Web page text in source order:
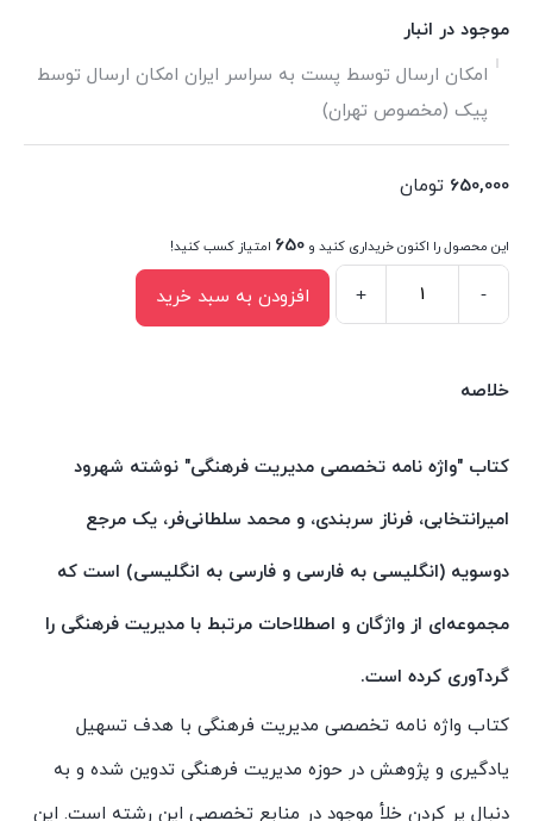
موجود در انبار
امکان ارسال توسط پست به سراسر ایران امکان ارسال توسط
پیک (مخصوص تهران)
650,000 تومان
این محصول را اکنون خریداری کنید و 650 امتیاز کسب کنید!
نامه
مدیریت
اثر
انتخابی
انتشارات
شرق
عدد
-
+ افزودن به سبد خرید
خلاصه
کتاب "واژه نامه تخصصی مدیریت فرهنگی" نوشته شهرود
امیرانتخابی، فرناز سربندی، و محمد سلطانی‌فر، یک مرجع
دو‌سویه (انگلیسی به فارسی و فارسی به انگلیسی) است که
مجموعه‌ای از واژگان و اصطلاحات مرتبط با مدیریت فرهنگی را
گردآوری کرده است.
کتاب واژه نامه تخصصی مدیریت فرهنگی با هدف تسهیل
یادگیری و پژوهش در حوزه مدیریت فرهنگی تدوین شده و به
دنبال پر کردن خلأ موجود در منابع تخصصی این رشته است. این